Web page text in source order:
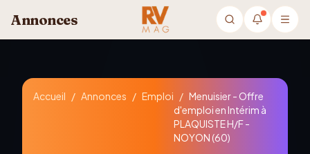
Annonces
Accueil / Annonces / Emploi / Menuisier - Offre
d'emploi en Intérim à
PLAQUISTE H/F -
NOYON (60)